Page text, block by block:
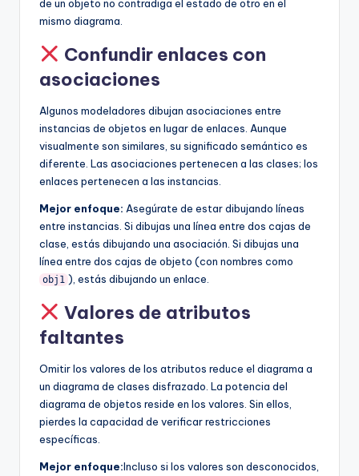
de un objeto no contradiga el estado de otro en el
mismo diagrama.
Confundir enlaces con
asociaciones
Algunos modeladores dibujan asociaciones entre
instancias de objetos en lugar de enlaces. Aunque
visualmente son similares, su significado semántico es
diferente. Las asociaciones pertenecen a las clases; los
enlaces pertenecen a las instancias.
Mejor enfoque: Asegúrate de estar dibujando líneas
entre instancias. Si dibujas una línea entre dos cajas de
clase, estás dibujando una asociación. Si dibujas una
línea entre dos cajas de objeto (con nombres como
obj1 ), estás dibujando un enlace.
Valores de atributos
faltantes
Omitir los valores de los atributos reduce el diagrama a
un diagrama de clases disfrazado. La potencia del
diagrama de objetos reside en los valores. Sin ellos,
pierdes la capacidad de verificar restricciones
específicas.
Mejor enfoque:Incluso si los valores son desconocidos,